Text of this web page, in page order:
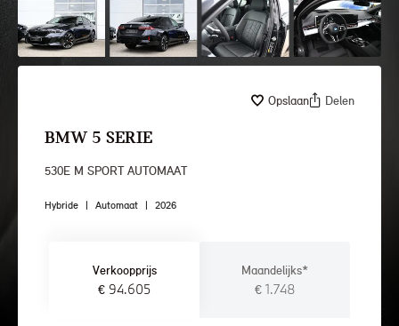
Opslaan Delen
BMW 5 SERIE
530E M SPORT AUTOMAAT
Hybride | Automaat | 2026
Verkoopprijs
€ 94.605
Maandelijks*
€ 1.748